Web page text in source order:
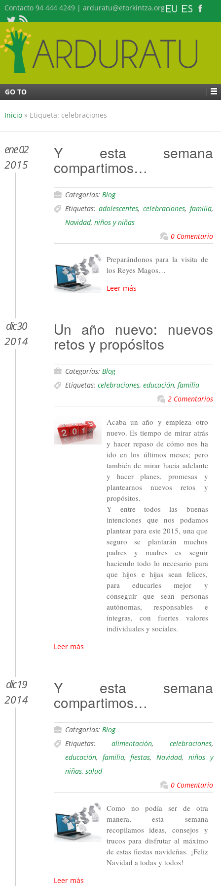
Contacto 94 444 4249 | arduratu@etorkintza.org
GO TO
Inicio» Etiqueta: celebraciones
ene 02
2015
Y esta semana
compartimos…
Categorías: Blog
Etiquetas:adolescentes, celebraciones, familia,
Navidad, niños y niñas
0 Comentario
Preparándonos para la visita de
los Reyes Magos…
Leer más
dic 30
2014
Un año nuevo: nuevos
retos y propósitos
Categorías: Blog
Etiquetas: celebraciones, educación, familia
2 Comentarios
Acaba un año y empieza otro
nuevo. Es tiempo de mirar atrás
y hacer repaso de cómo nos ha
ido en los últimos meses; pero
también de mirar hacia adelante
y hacer planes, promesas y
plantearnos nuevos retos y
propósitos.
Y entre todos las buenas
intenciones que nos podamos
plantear para este 2015, una que
seguro se plantarán muchos
padres y madres es seguir
haciendo todo lo necesario para
que hijos e hijas sean felices,
para educarles mejor y
conseguir que sean personas
autónomas, responsables e
íntegras, con fuertes valores
individuales y sociales.
Leer más
dic 19
2014
Y esta semana
compartimos…
Categorías: Blog
Etiquetas:alimentación, celebraciones,
educación, familia,fiestas,Navidad, niños y
niñas, salud
0 Comentario
Como no podía ser de otra
manera, esta semana
recopilamos ideas, consejos y
trucos para disfrutar al máximo
de estas fiestas navideñas. ¡Feliz
Navidad a todas y todos!
Leer más